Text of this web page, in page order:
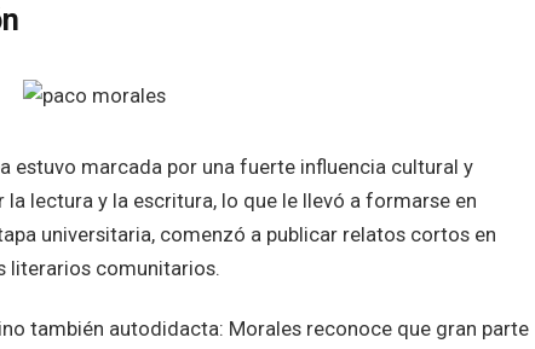
estuvo marcada por una fuerte influencia cultural y
lectura y la escritura, lo que le llevó a formarse en
universitaria, comenzó a publicar relatos cortos en
literarios comunitarios.
también autodidacta: Morales reconoce que gran parte